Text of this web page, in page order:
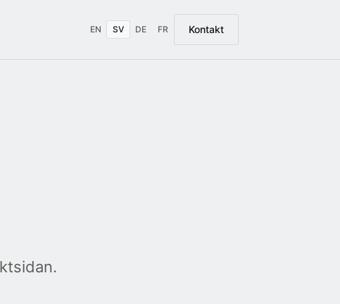
EN SV DE FR Kontakt